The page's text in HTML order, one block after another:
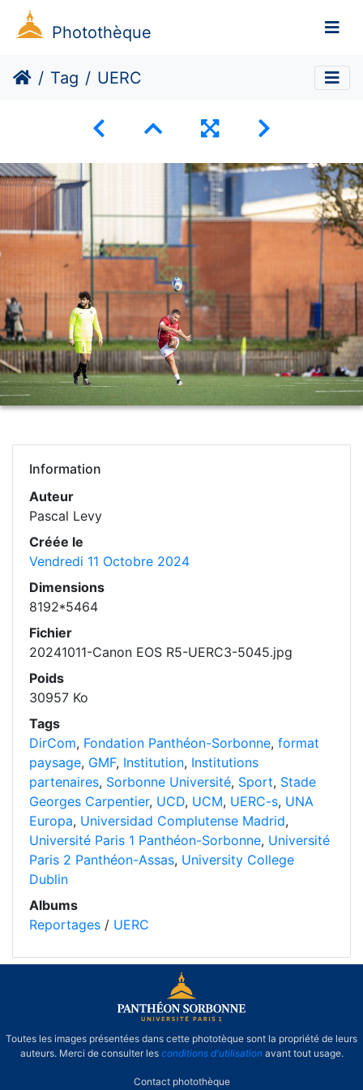
Photothèque
Tag UERC
Information
Auteur
Pascal Levy
Créée le
Vendredi 11 Octobre 2024
Dimensions
8192*5464
Fichier
20241011-Canon EOS R5-UERC3-5045.jpg
Poids
30957 Ko
Tags
DirCom, Fondation Panthéon-Sorbonne, format
paysage, GMF, Institution, Institutions
partenaires, Sorbonne Université, Sport, Stade
Georges Carpentier, UCD, UCM, UERC-s, UNA
Europa, Universidad Complutense Madrid,
Université Paris 1 Panthéon-Sorbonne, Université
Paris 2 Panthéon-Assas, University College
Dublin
Albums
Reportages / UERC
Toutes les images présentées dans cette phototèque sont la propriété de leurs
auteurs. Merci de consulter les conditions d'utilisationavant tout usage.
Contact photothèque